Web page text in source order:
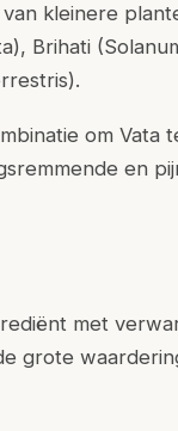
kleinere
Brihati
om Vata
en
met
grote